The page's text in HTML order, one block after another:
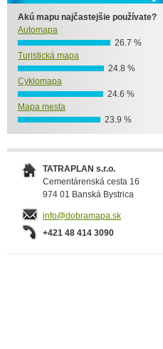
Akú mapu najčastejšie používate?
Automapa
26.7 %
Turistická mapa
24.8 %
Cyklomapa
24.6 %
Mapa mesta
23.9 %
TATRAPLAN s.r.o.
Cementárenská cesta 16
974 01 Banská Bystrica
info@dobramapa.sk
+421 48 414 3090